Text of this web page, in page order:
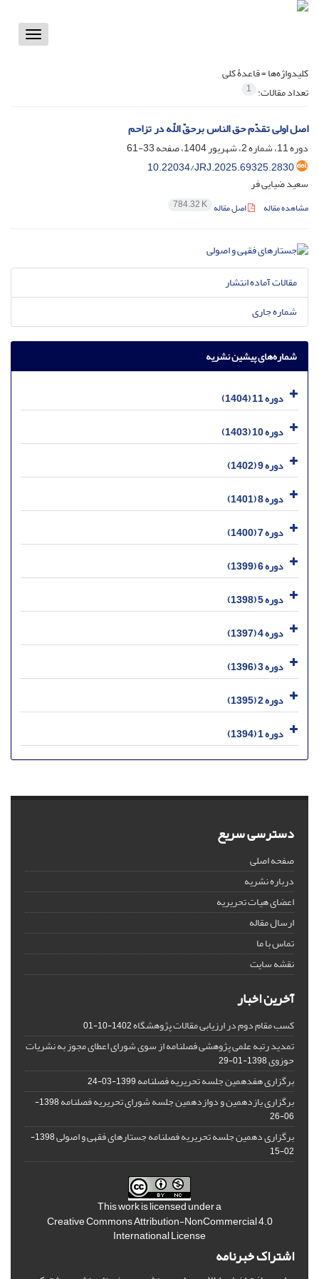
Toggle
کلیدواژه‌ها =قاعدۀ کلی
تعداد مقالات: 1
اصل اولی تقدّم حق الناس برحقّ اللّه در تزاحم
دوره 11، شماره 2، شهریور 1404، صفحه
33-61
10.22034/JRJ.2025.69325.2830
سعید ضیایی فر
مشاهده مقاله اصل مقاله 784.32 K
مقالات آماده انتشار
شماره جاری
شماره‌های پیشین نشریه
دوره 11 (1404)
دوره 10 (1403)
دوره 9 (1402)
دوره 8 (1401)
دوره 7 (1400)
دوره 6 (1399)
دوره 5 (1398)
دوره 4 (1397)
دوره 3 (1396)
دوره 2 (1395)
دوره 1 (1394)
دسترسی سریع
صفحه اصلی
درباره نشریه
اعضای هیات تحریریه
ارسال مقاله
تماس با ما
نقشه سایت
آخرین اخبار
کسب مقام دوم در ارزیابی مقالات پژوهشگاه1402-10-01
تمدید رتبه علمی پژوهشی فصلنامه از سوی شورای اعطای مجوز به نشریات
حوزوی1398-01-29
برگزاری هفدهمین جلسه تحریریه فصلنامه1399-03-24
برگزاری یازدهمین و دوازدهمین جلسه شورای تحریریه فصلنامه
1398-
06-26
برگزاری دهمین جلسه تحریریه فصلنامه جستارهای فقهی و اصولی
1398-
02-15
This work is licensed under a
Creative Commons Attribution-NonCommercial 4.0
International License
اشتراک خبرنامه